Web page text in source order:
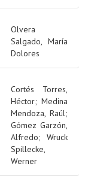
Olvera
Salgado, María
Dolores
Cortés Torres,
Héctor; Medina
Mendoza, Raúl;
Gómez Garzón,
Alfredo; Wruck
Spillecke,
Werner